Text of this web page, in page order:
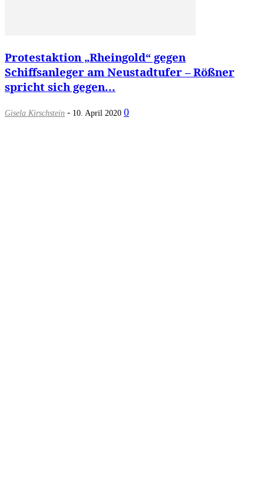
Protestaktion „Rheingold“ gegen
Schiffsanleger am Neustadtufer – Rößner
spricht sich gegen...
Gisela Kirschstein - 10. April 2020 0